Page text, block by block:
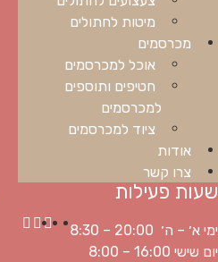
מיטות לחתולים
מכרסמים
אוכל למכרסמים
חטיפים ותוספים
למכרסמים
ציוד למכרסמים
אודות
צרו קשר
שעות פעילות
ימי א׳ – ה׳ 20:00 – 8:30
יום שישי 16:00 – 8:00